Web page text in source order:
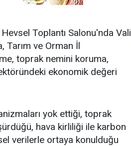
Toplantı Salonu'nda Vali
Tarım ve Orman İl
toprak nemini koruma,
ekonomik değeri
yok ettiği, toprak
hava kirliliği ile karbon
verilerle ortaya konulduğu